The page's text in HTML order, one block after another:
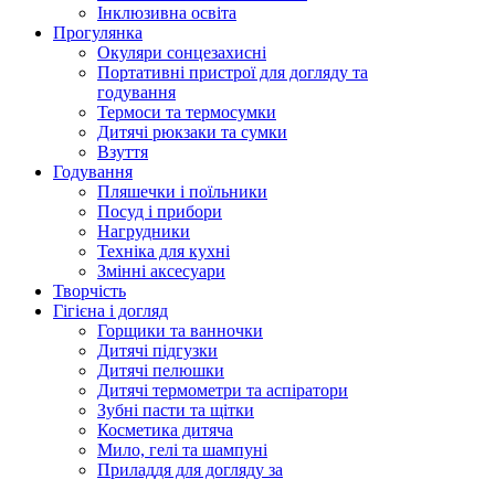
Інклюзивна освіта
Прогулянка
Окуляри сонцезахисні
Портативні пристрої для догляду та
годування
Термоси та термосумки
Дитячі рюкзаки та сумки
Взуття
Годування
Пляшечки і поїльники
Посуд і прибори
Нагрудники
Техніка для кухні
Змінні аксесуари
Творчість
Гігієна і догляд
Горщики та ванночки
Дитячі підгузки
Дитячі пелюшки
Дитячі термометри та аспіратори
Зубні пасти та щітки
Косметика дитяча
Мило, гелі та шампуні
Приладдя для догляду за